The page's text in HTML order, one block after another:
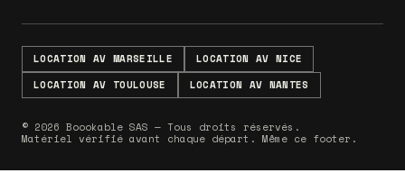
LOCATION AV MARSEILLE
LOCATION AV NICE
LOCATION AV TOULOUSE
LOCATION AV NANTES
© 2026 Boookable SAS — Tous droits réservés.
Matériel vérifié avant chaque départ. Même ce footer.